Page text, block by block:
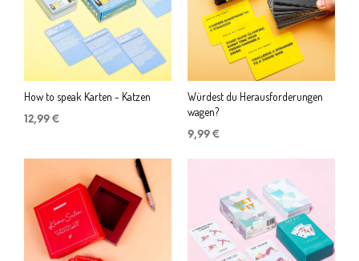
How to speak Karten - Katzen
12,99 €
Würdest du Herausforderungen
wagen?
9,99 €